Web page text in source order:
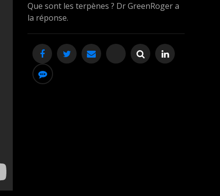
Que sont les terpènes ? Dr GreenRoger a
la réponse.